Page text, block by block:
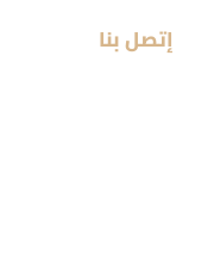
إتصل بنا